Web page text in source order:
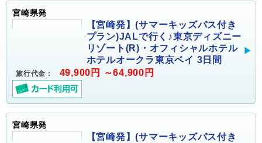
宮崎県発
【宮崎発】(サマーキッズパス付き
プラン)JALで行く♪東京ディズニー
リゾート(R)・オフィシャルホテル
ホテルオークラ東京ベイ 3日間
旅行代金： 49,900円 ～64,900円
宮崎県発
【宮崎発】(サマーキッズパス付き